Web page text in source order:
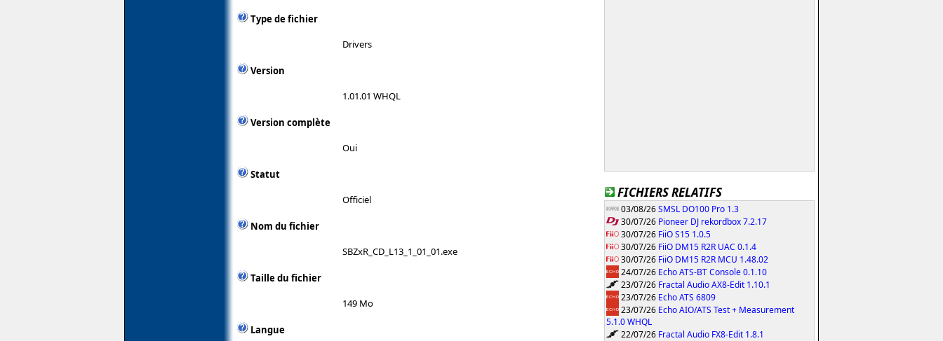
Type de fichier
Drivers
Version
1.01.01 WHQL
Version complète
Oui
Statut
Officiel
Nom du fichier
SBZxR_CD_L13_1_01_01.exe
Taille du fichier
149 Mo
Langue
FICHIERS RELATIFS
03/08/26SMSL DO100 Pro 1.3
30/07/26 Pioneer DJ rekordbox 7.2.17
30/07/26 FiiO S15 1.0.5
30/07/26 FiiO DM15 R2R UAC 0.1.4
30/07/26 FiiO DM15 R2R MCU 1.48.02
24/07/26 Echo ATS-BT Console 0.1.10
23/07/26 Fractal Audio AX8-Edit 1.10.1
23/07/26 Echo ATS 6809
23/07/26 Echo AIO/ATS Test + Measurement
5.1.0 WHQL
22/07/26 Fractal Audio FX8-Edit 1.8.1